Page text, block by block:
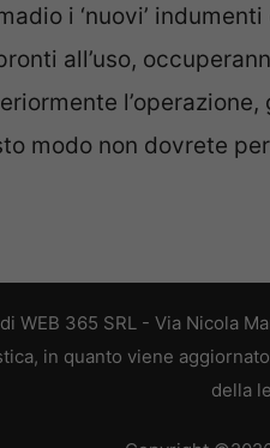
i ‘nuovi’
all’uso,
modo non dovrete
WEB 365 SRL - Via Nicola
in quanto viene
della